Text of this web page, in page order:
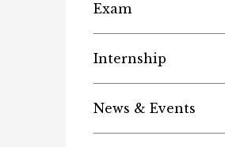
Exam
Internship
News & Events